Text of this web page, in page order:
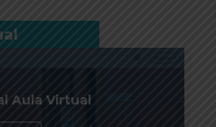
Aula Virtual